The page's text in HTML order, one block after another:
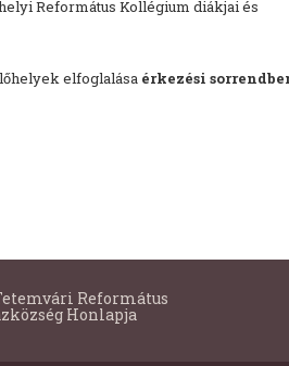
Református Kollégium diákjai és
elfoglalása érkezési
Református
Honlapja